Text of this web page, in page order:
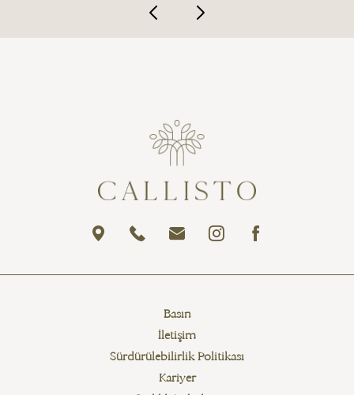
Basın
İletişim
Sürdürülebilirlik Politikası
Kariyer